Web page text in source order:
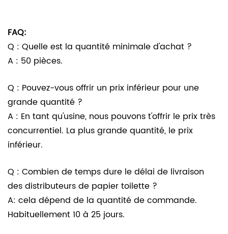
FAQ:
Q : Quelle est la quantité minimale d'achat ?
A : 50 pièces.
Q : Pouvez-vous offrir un prix inférieur pour une
grande quantité ?
A : En tant qu'usine, nous pouvons t'offrir le prix très
concurrentiel. La plus grande quantité, le prix
inférieur.
Q : Combien de temps dure le délai de livraison
des distributeurs de papier toilette ?
A: cela dépend de la quantité de commande.
Habituellement 10 à 25 jours.